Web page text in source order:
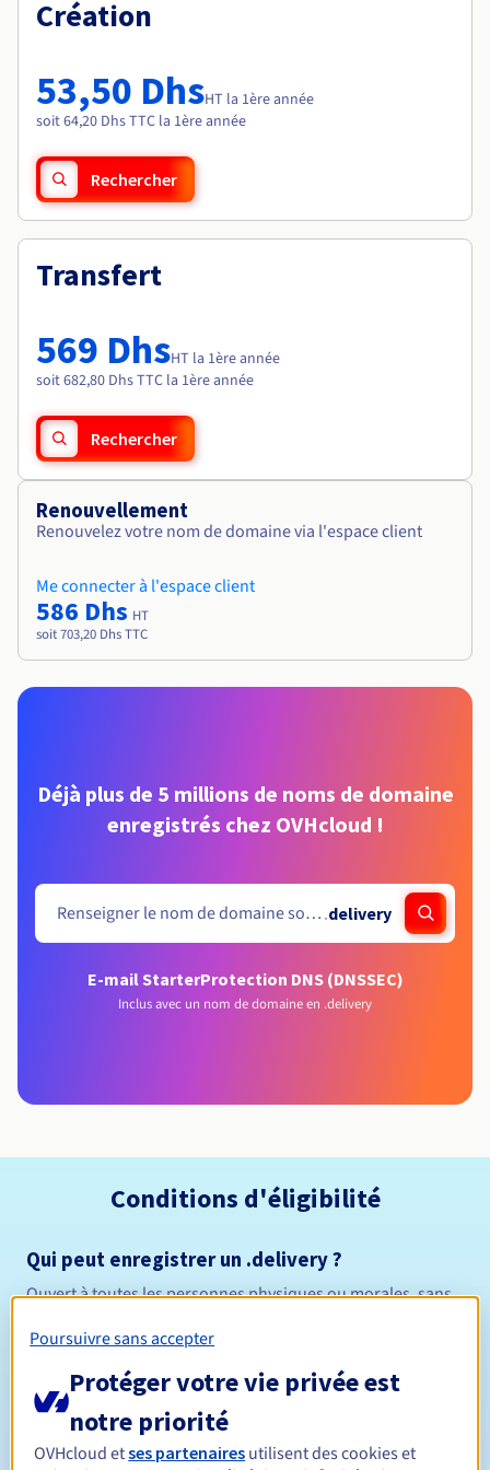
Tarifs
Roadmap & Changelog
Roadmap & Changelog
Création
53,50 DhsHT la 1ère année
soit 64,20 Dhs TTC la 1ère année
Rechercher
Transfert
569 DhsHT la 1ère année
soit 682,80 Dhs TTC la 1ère année
Rechercher
Renouvellement
Renouvelez votre nom de domaine via l'espace client
Me connecter à l'espace client
586 Dhs HT
soit 703,20 Dhs TTC
Déjà plus de 5 millions de noms de domaine
enregistrés chez OVHcloud !
.delivery
E-mail StarterProtection DNS (DNSSEC)
Inclus avec un nom de domaine en .delivery
Conditions d'éligibilité
Qui peut enregistrer un .delivery ?
Ouvert à toutes les personnes physiques ou morales, sans
Durée de réservation
Poursuivre sans accepter
Protéger votre vie privée est
notre priorité
OVHcloud etses partenaires utilisent des cookies et